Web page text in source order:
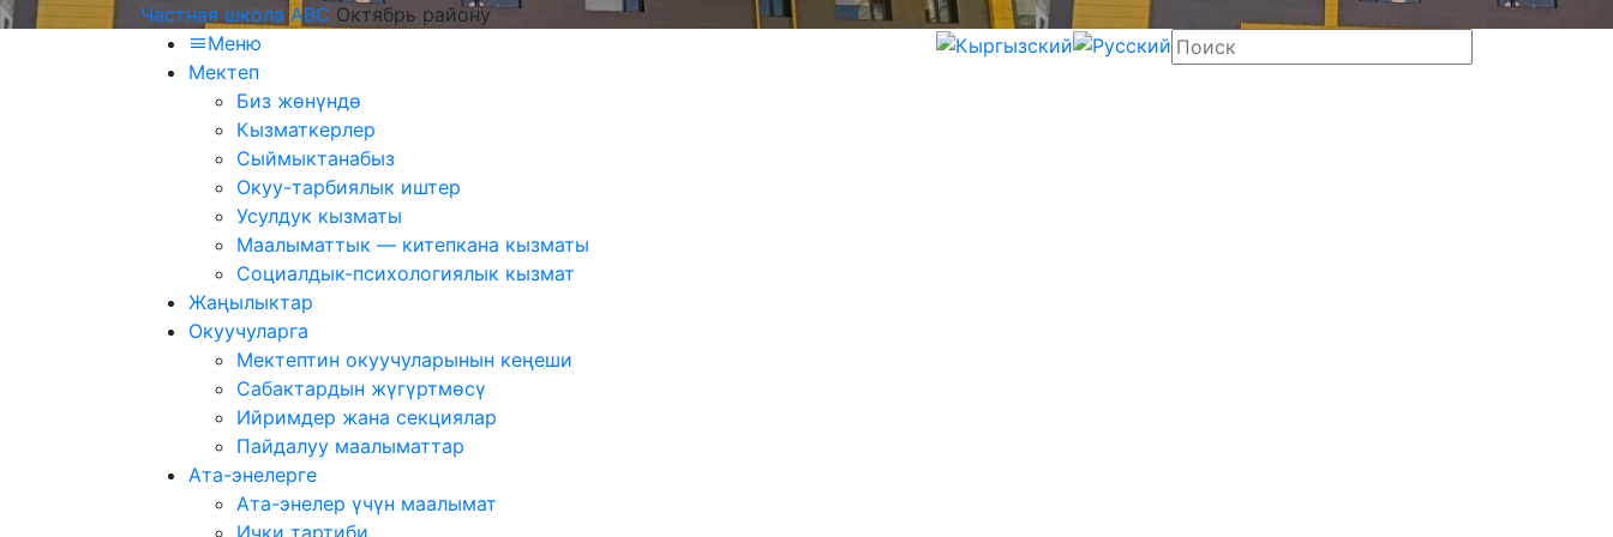
Частная школа ABC Октябрь району
Меню
Мектеп
Биз жөнүндө
Кызматкерлер
Сыймыктанабыз
Окуу-тарбиялык иштер
Усулдук кызматы
Маалыматтык — китепкана кызматы
Социалдык-психологиялык кызмат
Жаңылыктар
Окуучуларга
Мектептин окуучуларынын кеңеши
Сабактардын жүгүртмѳсү
Ийримдер жана секциялар
Пайдалуу маалыматтар
Ата-энелерге
Ата-энелер үчүн маалымат
Ички тартиби